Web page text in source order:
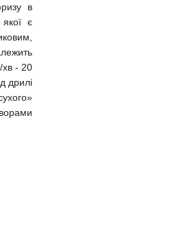
в
є
хв - 20
дрилі